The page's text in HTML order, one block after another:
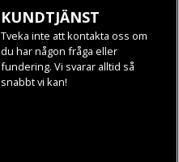
KUNDTJÄNST
Tveka inte att kontakta oss om
du har någon fråga eller
fundering. Vi svarar alltid så
snabbt vi kan!